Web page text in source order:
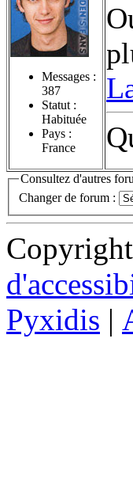
Messages :
387
Statut :
Habituée
Pays :
France
Consultez d'autres
Changer de forum :
Pyxidis |